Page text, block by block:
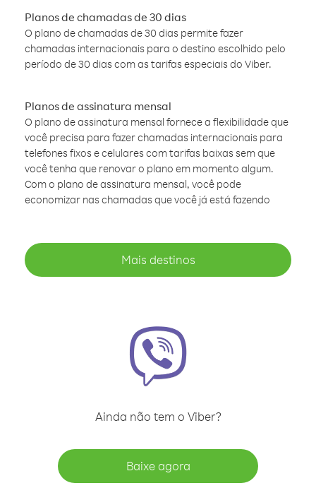
Planos de chamadas de 30 dias
O plano de chamadas de 30 dias permite fazer
chamadas internacionais para o destino escolhido pelo
período de 30 dias com as tarifas especiais do Viber.
Planos de assinatura mensal
O plano de assinatura mensal fornece a flexibilidade que
você precisa para fazer chamadas internacionais para
telefones fixos e celulares com tarifas baixas sem que
você tenha que renovar o plano em momento algum.
Com o plano de assinatura mensal, você pode
economizar nas chamadas que você já está fazendo
Mais destinos
Ainda não tem o Viber?
Baixe agora